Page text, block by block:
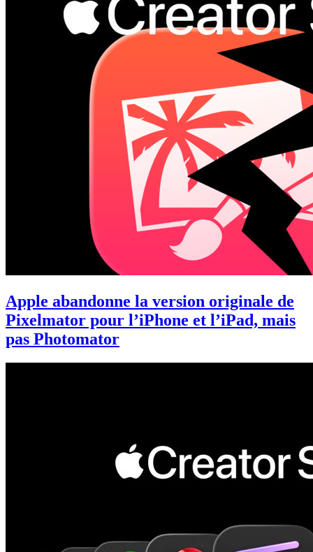
Apple abandonne la version originale de
Pixelmator pour l’iPhone et l’iPad, mais
pas Photomator